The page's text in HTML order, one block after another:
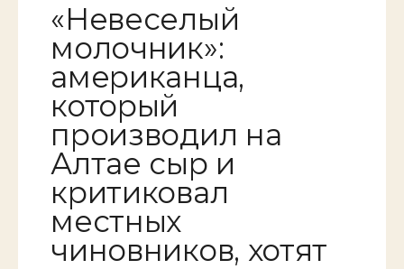
«Невеселый
молочник»:
американца,
который
производил на
Алтае сыр и
критиковал
местных
чиновников, хотят